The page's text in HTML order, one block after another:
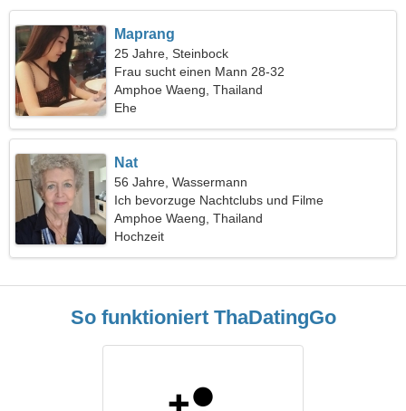
Maprang
25 Jahre, Steinbock
Frau sucht einen Mann 28-32
Amphoe Waeng, Thailand
Ehe
Nat
56 Jahre, Wassermann
Ich bevorzuge Nachtclubs und Filme
Amphoe Waeng, Thailand
Hochzeit
So funktioniert ThaDatingGo